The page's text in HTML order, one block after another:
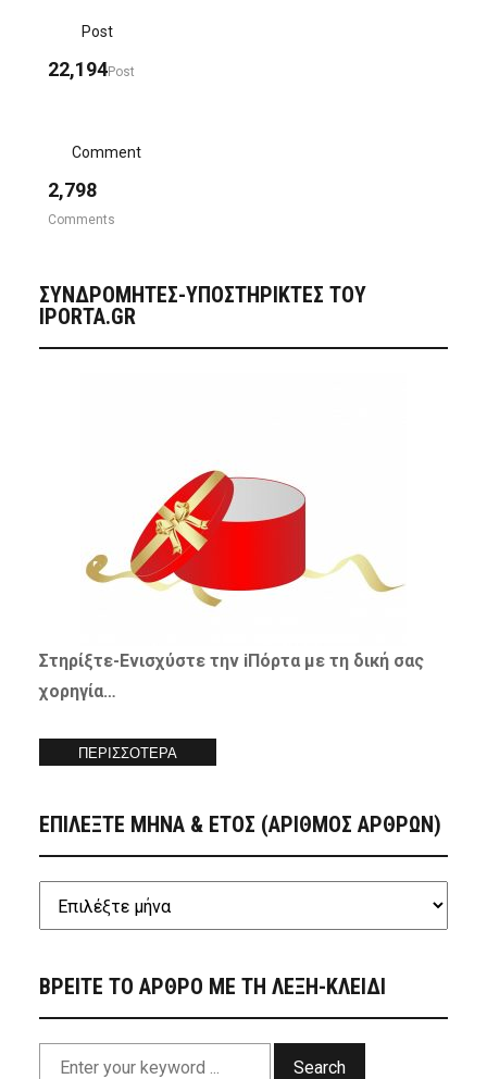
Post
22,194Post
Comment
2,798
Comments
ΣΥΝΔΡΟΜΗΤΈΣ-ΥΠΟΣΤΗΡΙΚΤΈΣ ΤΟΥ
IPORTA.GR
Στηρίξτε-Ενισχύστετην iΠόρτα με τη δική σας
χορηγία…
ΠΕΡΙΣΣΟΤΕΡΑ
ΕΠΙΛΕΞΤΕ ΜΗΝΑ & ΕΤΟΣ (ΑΡΙΘΜΟΣ ΑΡΘΡΩΝ)
ΒΡΕΙΤΕ ΤΟ ΑΡΘΡΟ ΜΕ ΤΗ ΛΕΞΗ-ΚΛΕΙΔΙ
Search